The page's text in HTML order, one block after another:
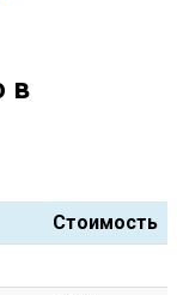
в
Стоимость